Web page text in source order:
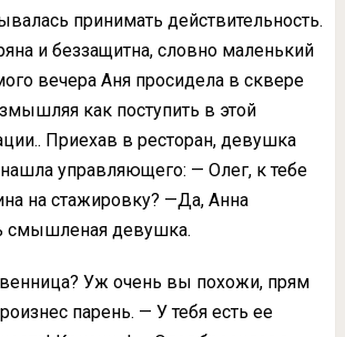
принимать действительность.
и беззащитна, словно маленький
вечера Аня просидела в сквере
как поступить в этой
Приехав в ресторан, девушка
управляющего: — Олег, к тебе
на стажировку? —Да, Анна
смышленая девушка.
Уж очень вы похожи, прям
парень. — У тебя есть ее